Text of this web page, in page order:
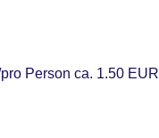
Person ca. 1.50 EUR